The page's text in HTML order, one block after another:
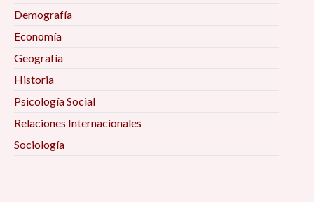
Demografía
Economía
Geografía
Historia
Psicología Social
Relaciones Internacionales
Sociología